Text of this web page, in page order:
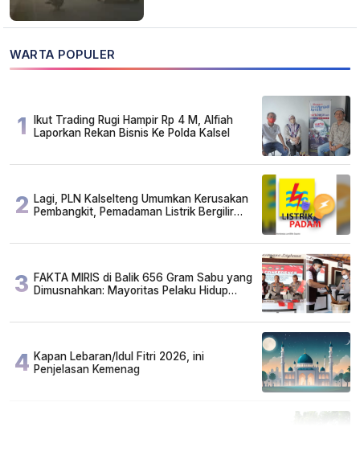
WARTA POPULER
1
Ikut Trading Rugi Hampir Rp 4 M, Alfiah
Laporkan Rekan Bisnis Ke Polda Kalsel
2 Lagi, PLN Kalselteng Umumkan Kerusakan
Pembangkit, Pemadaman Listrik Bergilir
3 FAKTA MIRIS di Balik 656 Gram Sabu yang
Dimusnahkan: Mayoritas Pelaku Hidup
4 Kapan Lebaran/Idul Fitri 2026, ini
Penjelasan Kemenag